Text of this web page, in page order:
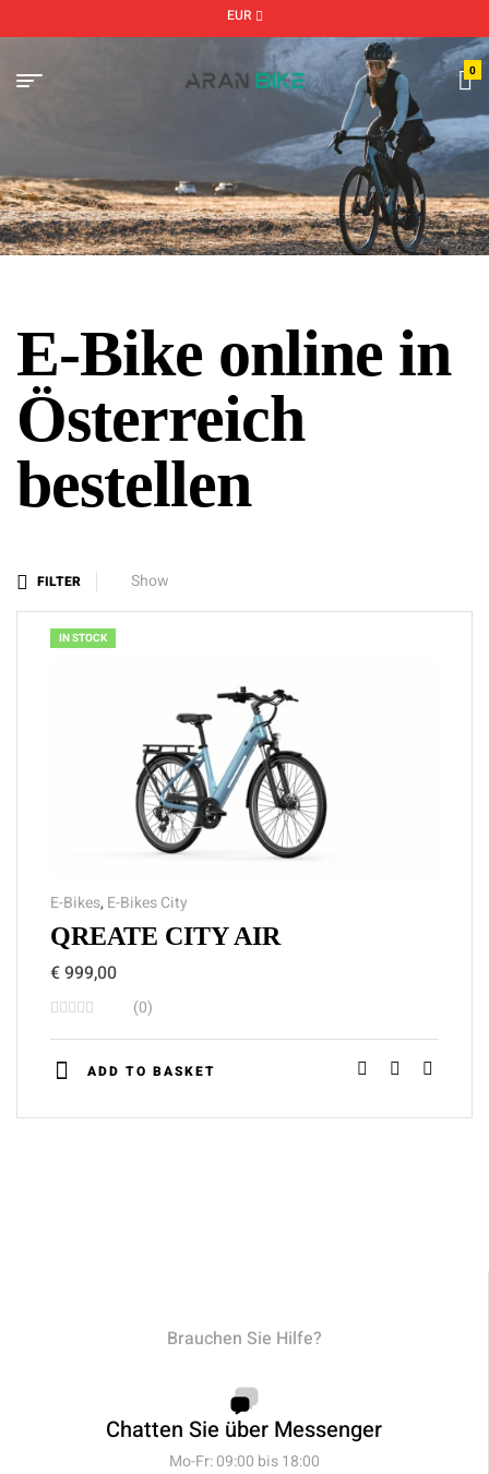
EUR
0
E-Bike online in
Österreich
bestellen
FILTER Show
IN STOCK
E-Bikes, E-Bikes City
QREATE CITY AIR
€999,00
(0)
ADD TO BASKET
Brauchen Sie Hilfe?
Chatten Sie über Messenger
Mo-Fr: 09:00 bis 18:00